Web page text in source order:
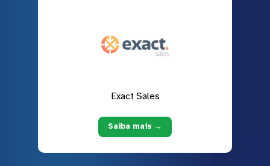
Exact Sales
Saiba mais →